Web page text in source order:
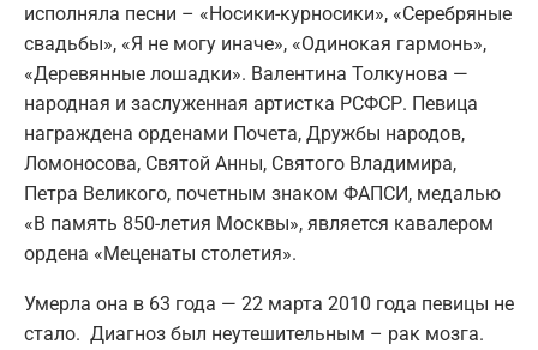
исполняла песни – «Носики-курносики», «Серебряные
свадьбы», «Я не могу иначе», «Одинокая гармонь»,
«Деревянные лошадки». Валентина Толкунова —
народная и заслуженная артистка РСФСР. Певица
награждена орденами Почета, Дружбы народов,
Ломоносова, Святой Анны, Святого Владимира,
Петра Великого, почетным знаком ФАПСИ, медалью
«В память 850-летия Москвы», является кавалером
ордена «Меценаты столетия».
Умерла она в 63 года — 22 марта 2010 года певицы не
стало. Диагноз был неутешительным – рак мозга.